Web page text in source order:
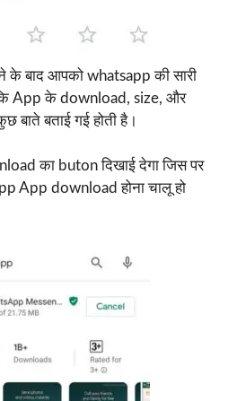
के बाद आपको whatsapp की सारी
App के download, size, और
बाते बताई गई होती है।
का buton दिखाई देगा जिस पर
App download होना चालू हो